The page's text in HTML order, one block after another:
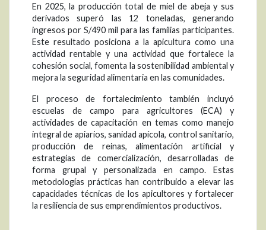
En 2025, la producción total de miel de abeja y sus
derivados superó las 12 toneladas, generando
ingresos por S/490 mil para las familias participantes.
Este resultado posiciona a la apicultura como una
actividad rentable y una actividad que fortalece la
cohesión social, fomenta la sostenibilidad ambiental y
mejora la seguridad alimentaria en las comunidades.
El proceso de fortalecimiento también incluyó
escuelas de campo para agricultores (ECA) y
actividades de capacitación en temas como manejo
integral de apiarios, sanidad apícola, control sanitario,
producción de reinas, alimentación artificial y
estrategias de comercialización, desarrolladas de
forma grupal y personalizada en campo. Estas
metodologías prácticas han contribuido a elevar las
capacidades técnicas de los apicultores y fortalecer
la resiliencia de sus emprendimientos productivos.